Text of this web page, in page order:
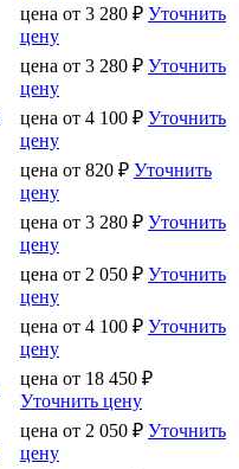
цена от 3 280 ₽ Уточнить
цену
цена от 3 280 ₽ Уточнить
цену
цена от 4 100 ₽ Уточнить
цену
цена от 820 ₽ Уточнить
цену
цена от 3 280 ₽ Уточнить
цену
цена от 2 050 ₽ Уточнить
цену
цена от 4 100 ₽ Уточнить
цену
цена от 18 450 ₽
Уточнить цену
цена от 2 050 ₽ Уточнить
цену